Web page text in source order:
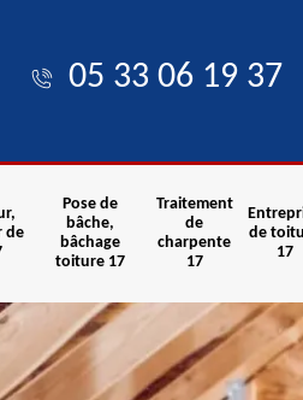
05 33 06 19 37
de
Pose de
bâche,
bâchage
toiture 17
Traitement
de
charpente
17
de
17